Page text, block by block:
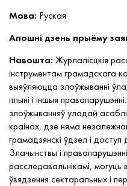
Мова: Руская
Апошні дзень прыёму
Навошта: Журлалісцкія
інструментам грамадскага
выяўляюцца злоўжыванні
плыні і іншыя
злоўжыванняў уладай
краінах, дзе няма
грамадзянскі ўдзел і
Злачынствы і
расследавальнікамі,
ўвядзення сектаральных і